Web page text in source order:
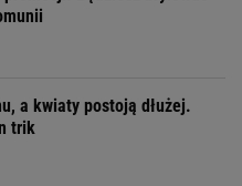
a kwiaty postoją dłużej.
trik